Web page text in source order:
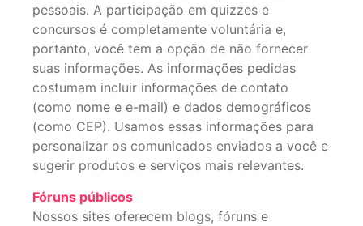
pessoais. A participação em quizzes e
concursos é completamente voluntária e,
portanto, você tem a opção de não fornecer
suas informações. As informações pedidas
costumam incluir informações de contato
(como nome e e-mail) e dados demográficos
(como CEP). Usamos essas informações para
personalizar os comunicados enviados a você e
sugerir produtos e serviços mais relevantes.
Fóruns públicos
Nossos sites oferecem blogs, fóruns e